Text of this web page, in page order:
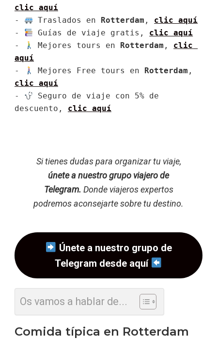
clic aquí
-
Traslados en Rotterdam , clic aquí
-
Guías de viaje gratis, clic aquí
-
Mejores tours en Rotterdam , clic
aquí
-
Mejores Free tours en Rotterdam
clic aquí
-
Seguro de viaje con 5% de
descuento, clic aquí
Si tienes dudas para organizar tu viaje,
únete a nuestro grupo viajero de
Telegram. Donde viajeros expertos
podremos aconsejarte sobre tu destino.
Únete a nuestro grupo de
Telegram desde aquí
Os vamos a hablar de...
Comida típica en Rotterdam